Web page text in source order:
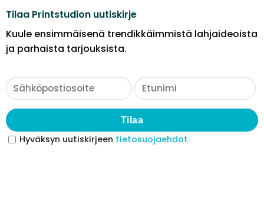
Tilaa Printstudion uutiskirje
Kuule ensimmäisenä trendikkäimmistä lahjaideoista
ja parhaista tarjouksista.
Tilaa
Hyväksyn uutiskirjeen tietosuojaehdot